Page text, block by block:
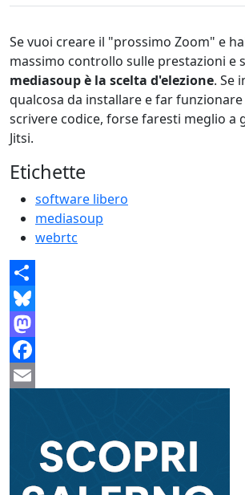
Se vuoi creare il "prossimo Zoom" e
massimo controllo sulle prestazioni e
mediasoup è la scelta d'elezione. Se
qualcosa da installare e far
scrivere codice, forse faresti meglio a
Jitsi.
Etichette
software libero
mediasoup
webrtc
Share
Bluesky
Mastodon
Facebook